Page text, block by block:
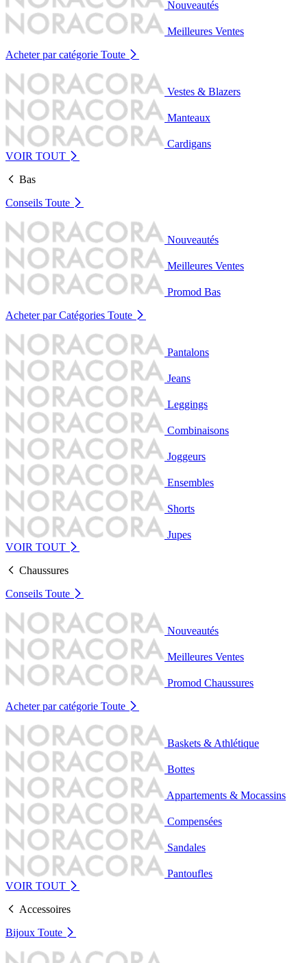
Nouveautés
Meilleures Ventes
Acheter par catégorie Toute
Vestes & Blazers
Manteaux
Cardigans
VOIR TOUT
Bas
Conseils Toute
Nouveautés
Meilleures Ventes
Promod Bas
Acheter par Catégories Toute
Pantalons
Jeans
Leggings
Combinaisons
Joggeurs
Ensembles
Shorts
Jupes
VOIR TOUT
Chaussures
Conseils Toute
Nouveautés
Meilleures Ventes
Promod Chaussures
Acheter par catégorie Toute
Baskets & Athlétique
Bottes
Appartements & Mocassins
Compensées
Sandales
Pantoufles
VOIR TOUT
Accessoires
Bijoux Toute